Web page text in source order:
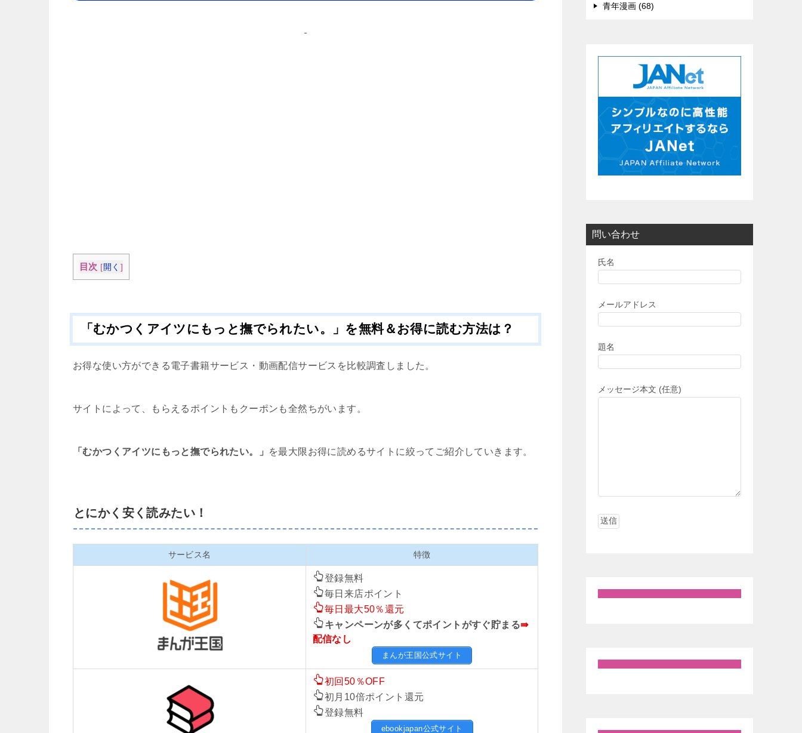
目次 [開く ]
「むかつくアイツにもっと撫でられたい。」を無料＆お得に読む方法は？
お得な使い方ができる電子書籍サービス・動画配信サービスを比較調査しました。
サイトによって、もらえるポイントもクーポンも全然ちがいます。
「むかつくアイツにもっと撫でられたい。」 を最大限お得に読めるサイトに絞ってご紹介していきます。
とにかく安く読みたい！
サービス名 特徴
登録無料
毎日来店ポイント
毎日最大50％還元
キャンペーンが多くてポイントがすぐ貯まる⇛
配信なし
まんが王国公式サイト
初回50％OFF
初月10倍ポイント還元
登録無料
ebookjapan公式サイト
青年漫画 (68)
問い合わせ
氏名
メールアドレス
題名
メッセージ本文 (任意)